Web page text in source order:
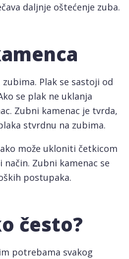
daljnje oštećenje zuba.
Plak se sastoji od
se plak ne uklanja
Zubni kamenac je tvrda,
stvrdnu na zubima.
može ukloniti četkicom
Zubni kamenac se
postupaka.
često?
potrebama svakog